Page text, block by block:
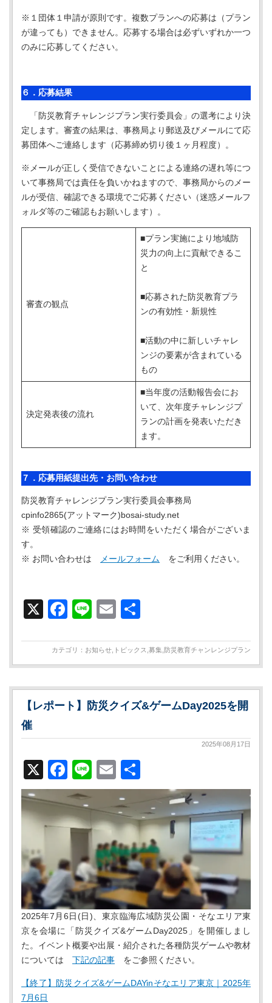
※１団体１申請が原則です。複数プランへの応募は（プラン
が違っても）できません。応募する場合は必ずいずれか一つ
のみに応募してください。
６．応募結果
「防災教育チャレンジプラン実行委員会」の選考により決
定します。審査の結果は、事務局より郵送及びメールにて応
募団体へご連絡します（応募締め切り後１ヶ月程度）。
※メールが正しく受信できないことによる連絡の遅れ等につ
いて事務局では責任を負いかねますので、事務局からのメー
ルが受信、確認できる環境でご応募ください（迷惑メールフ
ォルダ等のご確認もお願いします）。
審査の観点
■プラン実施により地域防
災力の向上に貢献できるこ
と
■応募された防災教育プラ
ンの有効性・新規性
■活動の中に新しいチャレ
ンジの要素が含まれている
もの
決定発表後の流れ
■当年度の活動報告会にお
いて、次年度チャレンジプ
ランの計画を発表いただき
ます。
７．応募用紙提出先・お問い合わせ
防災教育チャレンジプラン実行委員会事務局
cpinfo2865(アットマーク)bosai-study.net
※ 受領確認のご連絡にはお時間をいただく場合がございま
す。
※ お問い合わせは
メールフォーム をご利用ください。
X Facebook
LineEmail
カテゴリ： お知らせ トピックス 募集 防災教育チャンレンジプラン
【レポート】防災クイズ&ゲームDay2025を開
催
2025年08月17日
X Facebook
LineEmail
有
2025年7月6日(日)、東京臨海広域防災公園・そなエリア東
京を会場に「防災クイズ&ゲームDay2025」を開催しまし
た。イベント概要や出展・紹介された各種防災ゲームや教材
については 下記の記事 をご参照ください。
【終了】防災クイズ&ゲームDAYinそなエリア東京｜2025年
7月6日